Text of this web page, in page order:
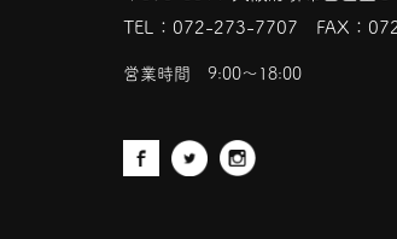
TEL： 072-273-7707 FAX：
営業時間 9:00〜18:00